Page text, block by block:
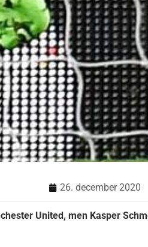
26. december 2020
United, men Kasper